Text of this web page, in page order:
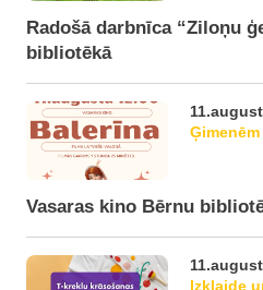
Radošā darbnīca “Ziloņu
bibliotēkā
Vasaras kino Bērnu
Izklaide